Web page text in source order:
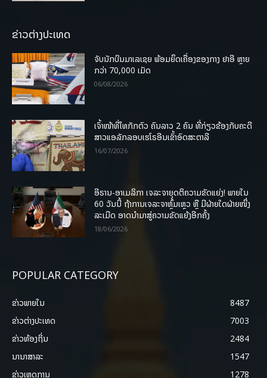
ຂ່າວຕ່າງປະເທດ
ຈັບນັກບິນມາເລເຊຍ ພ້ອມຍຶດເຄື່ອງຂອງກາງ ຢາອີ ຫຼາຍ
ກວ່າ 70,000 ເມັດ
06/08/2026
ເຈົ້າໜ້າທີ່ໄທກັກຕົວ ຄົນລາວ 2 ຄົນ ທີ່ກ່ຽວຂ້ອງກັບຄະດີ
ສາວແອລັກລອບເຮໂຣອີນເຂົ້າອົດສະຕາລີ
16/07/2026
ອີຣານ-ອາເມລິກາ ເຈລະຈາຍຸດຕິຄວາມຂັດແຍ່ງ! ພາຍໃນ
60 ວັນນີ້ ຖ້າການເຈລະຈາຫຼົ້ມເຫຼວ ຫຼື ມີຝ່າຍໃດຝ່າຍໜຶ່ງ
ລະເມີດ ອາດນໍາມາສູ່ຄວາມຂັດແຍ້ງອີກຄັ້ງ
18/06/2026
POPULAR CATEGORY
ຂ່າວພາຍ​ໃນ
8487
ຂ່າວຕ່າງປະເທດ
7003
ຂ່າວທ້ອງຖິ່ນ
2484
ນານາສາລະ
1547
ຂ່າວເຫດການ
1278